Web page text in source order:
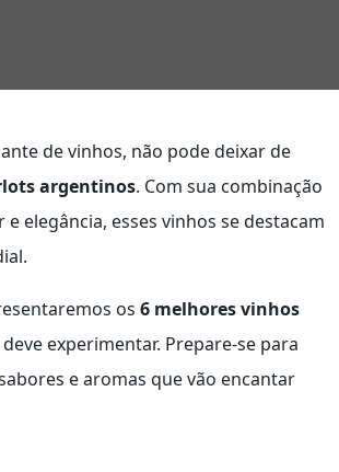
de vinhos, não pode deixar de
argentinos. Com sua combinação
elegância, esses vinhos se destacam
os 6 melhores vinhos
experimentar. Prepare-se para
e aromas que vão encantar